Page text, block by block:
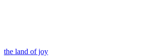
the land of joy